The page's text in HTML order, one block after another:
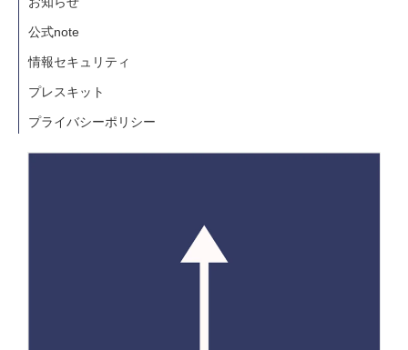
公式note
情報セキュリティ
プレスキット
プライバシーポリシー